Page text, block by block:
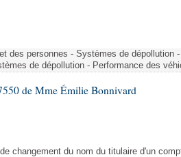
des lois
des lois
des personnes - Systèmes de dépollution
de dépollution - Performance des
de Mme Émilie Bonnivard
changement du nom du titulaire d'un